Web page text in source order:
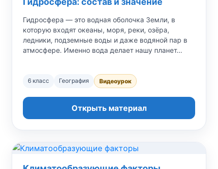
Гидросфера — это водная оболочка Земли, в
которую входят океаны, моря, реки, озёра,
ледники, подземные воды и даже водяной пар в
атмосфере. Именно вода делает нашу планет…
6 класс География Видеоурок
Открыть материал